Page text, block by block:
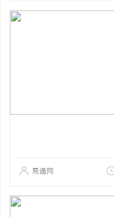
易通网